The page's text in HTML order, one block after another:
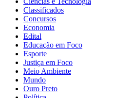
Classificados
Concursos
Economia
Edital
Educação em Foco
Esporte
Justiça em Foco
Meio Ambiente
Mundo
Ouro Preto